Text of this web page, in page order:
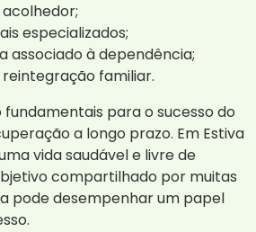
especializados;
associado à dependência;
familiar.
fundamentais para o sucesso do
a longo prazo. Em Estiva
vida saudável e livre de
compartilhado por muitas
pode desempenhar um papel